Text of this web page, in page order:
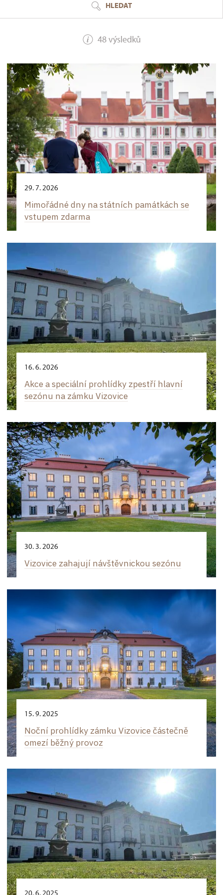
HLEDAT
48 výsledků
29. 7. 2026
Mimořádné dny na státních památkách se
vstupem zdarma
16. 6. 2026
Akce a speciální prohlídky zpestří hlavní
sezónu na zámku Vizovice
30. 3. 2026
Vizovice zahajují návštěvnickou sezónu
15. 9. 2025
Noční prohlídky zámku Vizovice částečně
omezí běžný provoz
20. 6. 2025